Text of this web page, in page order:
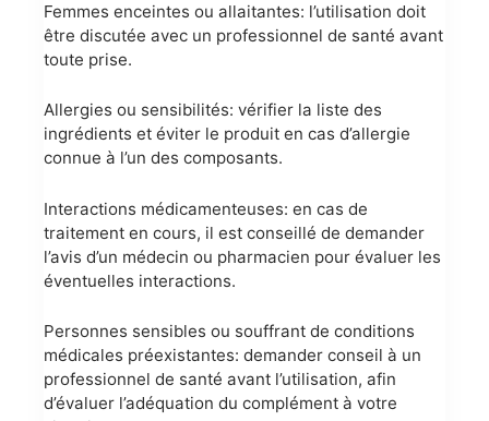
Femmes enceintes ou allaitantes: l’utilisation doit
être discutée avec un professionnel de santé avant
toute prise.
Allergies ou sensibilités: vérifier la liste des
ingrédients et éviter le produit en cas d’allergie
connue à l’un des composants.
Interactions médicamenteuses: en cas de
traitement en cours, il est conseillé de demander
l’avis d’un médecin ou pharmacien pour évaluer les
éventuelles interactions.
Personnes sensibles ou souffrant de conditions
médicales préexistantes: demander conseil à un
professionnel de santé avant l’utilisation, afin
d’évaluer l’adéquation du complément à votre